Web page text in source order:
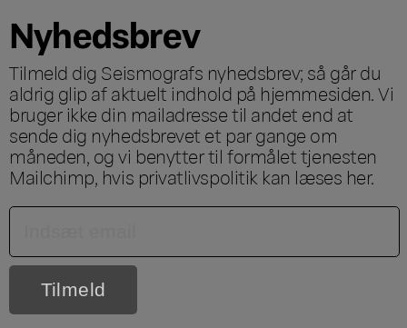
Nyhedsbrev
Tilmeld dig Seismografs nyhedsbrev; så går du
aldrig glip af aktuelt indhold på hjemmesiden. Vi
bruger ikke din mailadresse til andet end at
sende dig nyhedsbrevet et par gange om
måneden, og vi benytter til formålet tjenesten
Mailchimp, hvis privatlivspolitik kan læses her.